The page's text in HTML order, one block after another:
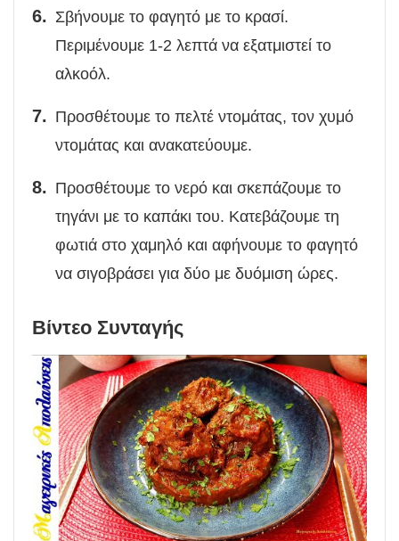
Σβήνουμε το φαγητό με το κρασί.
Περιμένουμε 1-2 λεπτά να εξατμιστεί το
αλκοόλ.
Προσθέτουμε το πελτέ ντομάτας, τον χυμό
ντομάτας και ανακατεύουμε.
Προσθέτουμε το νερό και σκεπάζουμε το
τηγάνι με το καπάκι του. Κατεβάζουμε τη
φωτιά στο χαμηλό και αφήνουμε το φαγητό
να σιγοβράσει για δύο με δυόμιση ώρες.
Βίντεο Συνταγής